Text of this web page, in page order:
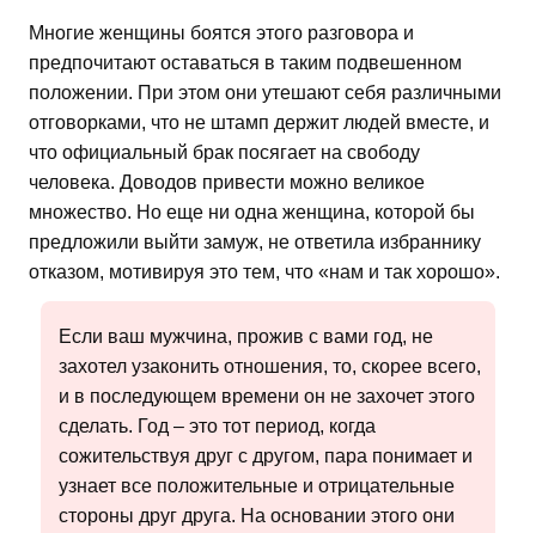
Многие женщины боятся этого разговора и
предпочитают оставаться в таким подвешенном
положении. При этом они утешают себя различными
отговорками, что не штамп держит людей вместе, и
что официальный брак посягает на свободу
человека. Доводов привести можно великое
множество. Но еще ни одна женщина, которой бы
предложили выйти замуж, не ответила избраннику
отказом, мотивируя это тем, что «нам и так хорошо».
Если ваш мужчина, прожив с вами год, не
захотел узаконить отношения, то, скорее всего,
и в последующем времени он не захочет этого
сделать. Год – это тот период, когда
сожительствуя друг с другом, пара понимает и
узнает все положительные и отрицательные
стороны друг друга. На основании этого они